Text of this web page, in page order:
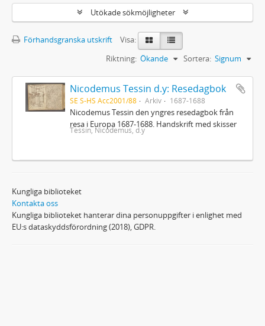
Utökade sökmöjligheter
Förhandsgranska utskrift
Visa:
Sortera: Signum
Riktning: Ökande
Nicodemus Tessin d.y: Resedagbok
SE S-HS Acc2001/88 Arkiv 1687-1688
Nicodemus Tessin den yngres resedagbok från
resa i Europa 1687-1688. Handskrift med skisser
Tessin, Nicodemus, d.y
Kungliga biblioteket
Kontakta oss
Kungliga biblioteket hanterar dina personuppgifter i enlighet med
EU:s dataskyddsförordning (2018), GDPR.